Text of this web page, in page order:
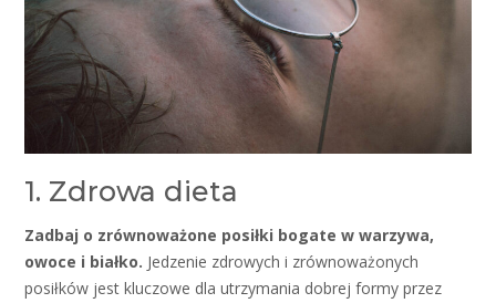
1. Zdrowa dieta
Zadbaj o zrównoważone posiłki bogate w warzywa,
owoce i białko. Jedzenie zdrowych i zrównoważonych
posiłków jest kluczowe dla utrzymania dobrej formy przez